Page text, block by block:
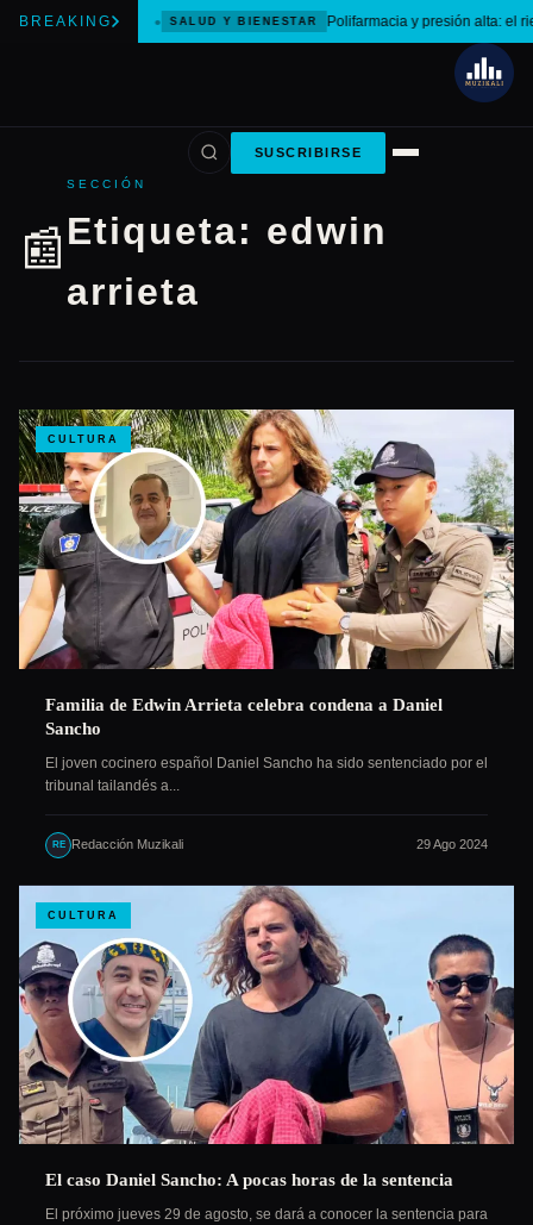
BREAKING SALUD Y BIENESTAR Polifarmacia y presión alta: el
SUSCRIBIRSE
📰
SECCIÓN
Etiqueta: edwin
arrieta
CULTURA
Familia de Edwin Arrieta celebra condena a Daniel
Sancho
El joven cocinero español Daniel Sancho ha sido sentenciado por el
tribunal tailandés a...
RE Redacción Muzikali 29 Ago 2024
CULTURA
El caso Daniel Sancho: A pocas horas de la sentencia
El próximo jueves 29 de agosto, se dará a conocer la sentencia para